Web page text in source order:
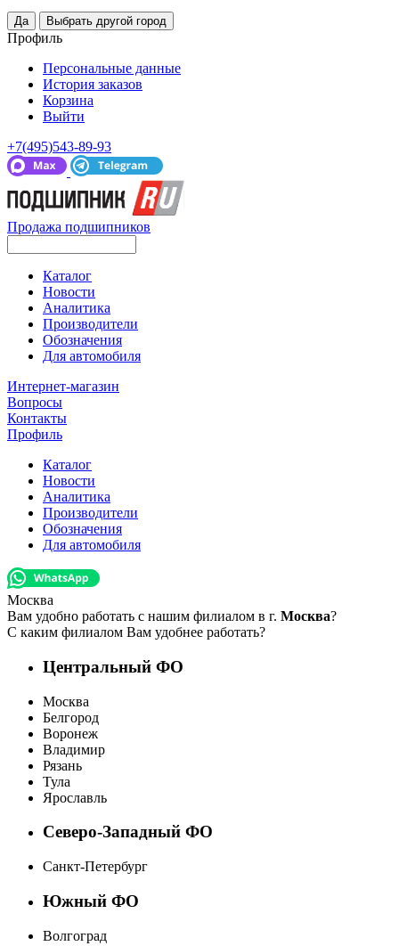
Профиль
Персональные данные
История заказов
Корзина
Выйти
+7(495)543-89-93
Продажа подшипников
Каталог
Новости
Аналитика
Производители
Обозначения
Для автомобиля
Интернет-магазин
Вопросы
Контакты
Профиль
Каталог
Новости
Аналитика
Производители
Обозначения
Для автомобиля
Москва
Вам удобно работать с нашим филиалом в г. Москва?
С каким филиалом Вам удобнее работать?
Центральный ФО
Москва
Белгород
Воронеж
Владимир
Рязань
Тула
Ярославль
Северо-Западный ФО
Санкт-Петербург
Южный ФО
Волгоград